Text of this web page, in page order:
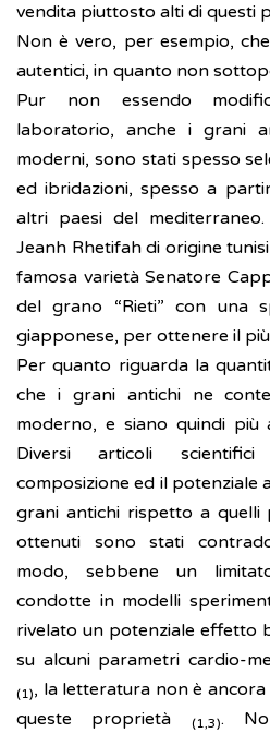
vendita piuttosto alti di questi
Non è vero, per esempio,
autentici, in quanto non
Pur non essendo
laboratorio, anche i grani
moderni, sono stati spesso
ed ibridazioni, spesso a
altri paesi del
Jeanh Rhetifah di origine
famosa varietà Senatore
del grano “Rieti” con una
giapponese, per ottenere il
Per quanto riguarda la
che i grani antichi ne
moderno, e siano quindi più
Diversi articoli
composizione ed il potenziale
grani antichi rispetto a quelli
ottenuti sono stati
modo, sebbene un
condotte in modelli
rivelato un potenziale effetto
su alcuni parametri cardio-
(1), la letteratura non è
queste proprietà
(1,3).